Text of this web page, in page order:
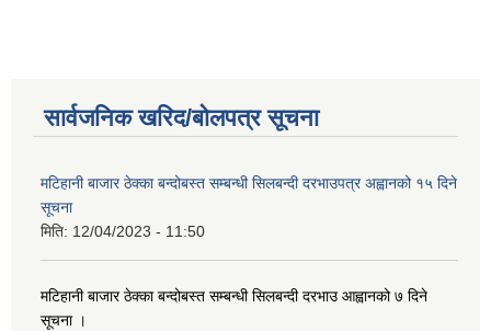
सार्वजनिक खरिद/बोलपत्र सूचना
मटिहानी बाजार ठेक्का बन्दोबस्त सम्बन्धी सिलबन्दी दरभाउपत्र अह्वानको १५ दिने
सूचना
मिति: 12/04/2023 - 11:50
मटिहानी बाजार ठेक्का बन्दोबस्त सम्बन्धी सिलबन्दी दरभाउ आह्वानको ७ दिने
सूचना ।